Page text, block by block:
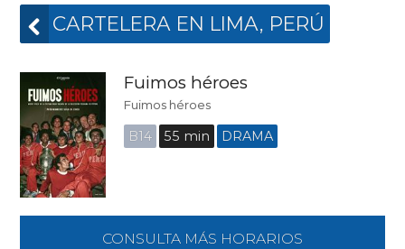
CARTELERA EN LIMA, PERÚ
Fuimos héroes
Fuimos héroes
B14 55 min DRAMA
CONSULTA MÁS HORARIOS